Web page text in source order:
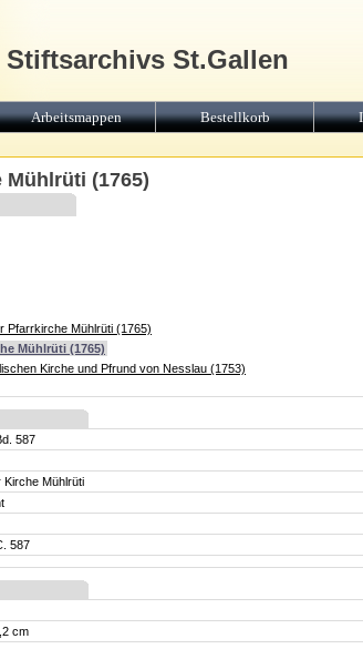
Mühlrüti (1765)
Pfarrkirche Mühlrüti (1765)
Mühlrüti (1765)
Kirche und Pfrund von Nesslau (1753)
587
Kirche Mühlrüti
587
cm
St.Gallen
Arbeitsmappen Bestellkorb